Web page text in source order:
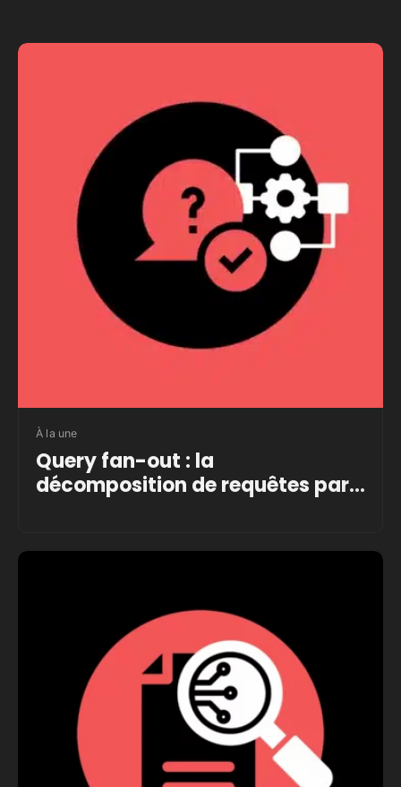
À la une
Query fan-out : la
décomposition de requêtes par